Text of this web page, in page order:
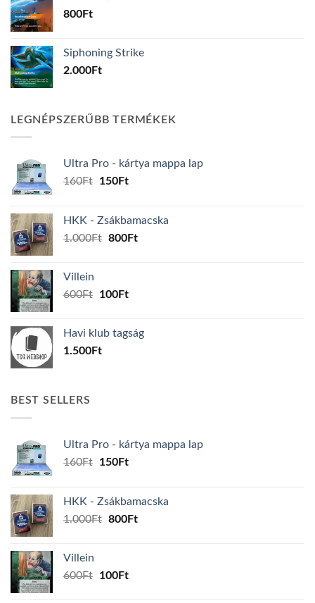
800Ft
Siphoning Strike
2.000Ft
LEGNÉPSZERŰBB TERMÉKEK
Ultra Pro - kártya mappa lap
160Ft
Original
160Ft.
150FtCurrent
150Ft.
HKK - Zsákbamacska
1.000Ft Original
800FtCurrent
Villein
600Ft
Original
600Ft.
100FtCurrent
100Ft.
Havi klub tagság
1.500Ft
BEST SELLERS
Ultra Pro - kártya mappa lap
160Ft
Original
160Ft.
150FtCurrent
150Ft.
HKK - Zsákbamacska
1.000Ft Original
800FtCurrent
Villein
600Ft
Original
100FtCurrent